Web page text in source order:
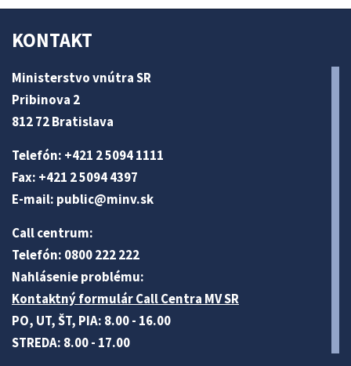
KONTAKT
Ministerstvo vnútra SR
Pribinova 2
812 72 Bratislava
Telefón: +421 2 5094 1111
Fax: +421 2 5094 4397
E-mail: public@minv.sk
Call centrum:
Telefón: 0800 222 222
Nahlásenie problému:
Kontaktný formulár Call Centra MV SR
PO, UT, ŠT, PIA: 8.00 - 16.00
STREDA: 8.00 - 17.00